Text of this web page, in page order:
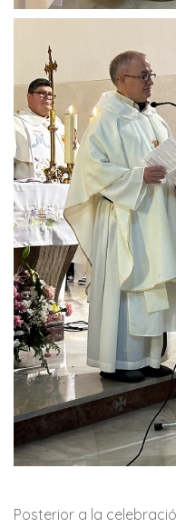
Posterior a la